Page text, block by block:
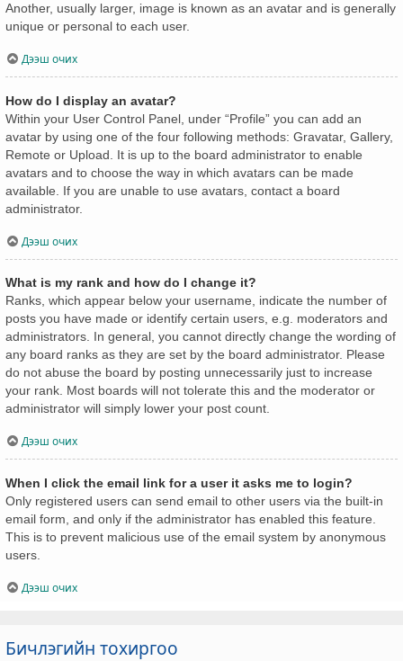
Another, usually larger, image is known as an avatar and is generally
unique or personal to each user.
Дээш очих
How do I display an avatar?
Within your User Control Panel, under “Profile” you can add an
avatar by using one of the four following methods: Gravatar, Gallery,
Remote or Upload. It is up to the board administrator to enable
avatars and to choose the way in which avatars can be made
available. If you are unable to use avatars, contact a board
administrator.
Дээш очих
What is my rank and how do I change it?
Ranks, which appear below your username, indicate the number of
posts you have made or identify certain users, e.g. moderators and
administrators. In general, you cannot directly change the wording of
any board ranks as they are set by the board administrator. Please
do not abuse the board by posting unnecessarily just to increase
your rank. Most boards will not tolerate this and the moderator or
administrator will simply lower your post count.
Дээш очих
When I click the email link for a user it asks me to login?
Only registered users can send email to other users via the built-in
email form, and only if the administrator has enabled this feature.
This is to prevent malicious use of the email system by anonymous
users.
Дээш очих
Бичлэгийн тохиргоо